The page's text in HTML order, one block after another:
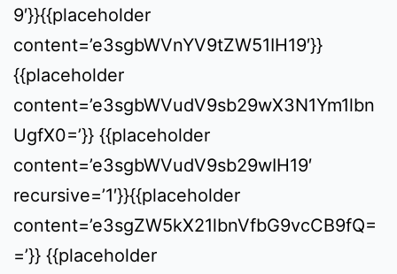
9′}}{{placeholder
content=’e3sgbWVnYV9tZW51IH19′}}
{{placeholder
content=’e3sgbWVudV9sb29wX3N1Ym1lbn
UgfX0=’}} {{placeholder
content=’e3sgbWVudV9sb29wIH19′
recursive=’1′}}{{placeholder
content=’e3sgZW5kX21lbnVfbG9vcCB9fQ=
=’}} {{placeholder